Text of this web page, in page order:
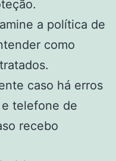
a política de
como
caso há erros
telefone de
recebo